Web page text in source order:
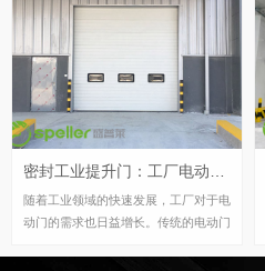
码头出货口的应用，以其坚固耐用、便
性的改变。下文为您拓展解析该产品的
特点
随着工业领域的快速发展，工厂对于电
动门的需求也日益增长。传统的电动门